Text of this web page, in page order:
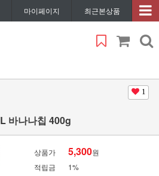
마이페이지 최근본상품
1
바나나칩 400g
상품가 5,300원
적립금
1%